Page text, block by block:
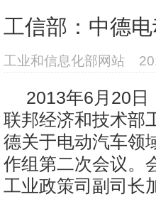
工信部：中德
工业和信息化部网站
2013年6月20日
联邦经济和技术部
德关于电动汽车领
作组第二次会议。
工业政策司副司长